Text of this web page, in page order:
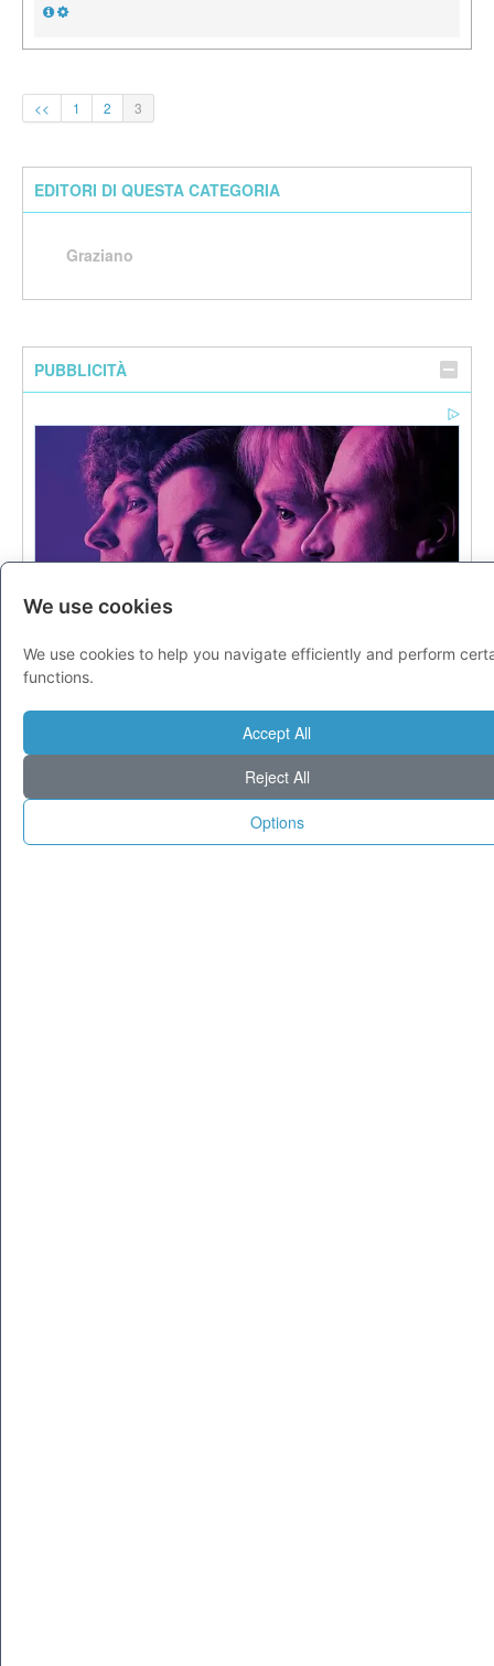
<< 1 2 3
EDITORI DI QUESTA CATEGORIA
Graziano
PUBBLICITÀ
We use cookies
We use cookies to help you navigate efficiently and perform
functions.
Accept All
Reject All
Options